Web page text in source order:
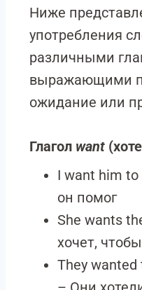
Ниже
употребления
различными
выражающими
ожидание или
Глагол want
I want him to
он помог
She wants
хочет,
They wanted